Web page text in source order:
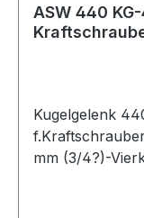
ASW 440
Kugelgelenk
mm (3/4?)-